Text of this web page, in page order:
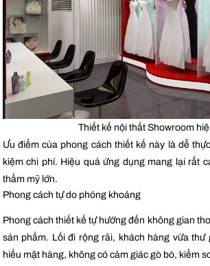
Thiết kế nội thất Showroom
Ưu điểm của phong cách thiết kế này là dễ
kiệm chi phí. Hiệu quả ứng dụng mang lại rất
thẩm mỹ lớn.
Phong cách tự do phóng khoáng
Phong cách thiết kế tự hướng đến không gian
sản phẩm. Lối đi rộng rãi, khách hàng vừa thư
hiểu mặt hàng, không có cảm giác gò bó, kiểm